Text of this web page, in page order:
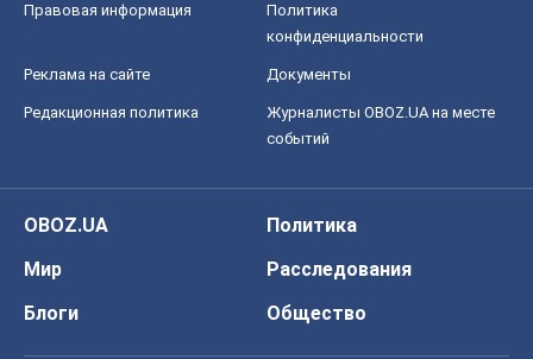
Правовая информация
Политика
конфиденциальности
Реклама на сайте Документы
Редакционная политика
Журналисты OBOZ.UA на месте
событий
OBOZ.UA
Политика
Мир
Расследования
Блоги
Общество